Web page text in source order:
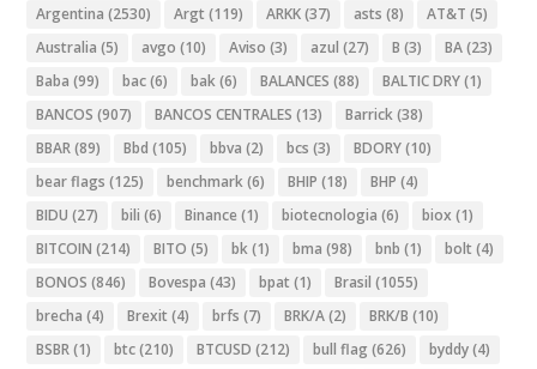
Argentina (2530) Argt (119) ARKK(37) asts (8) AT&T (5)
Australia (5) avgo (10) Aviso (3) azul (27) B (3) BA(23)
Baba (99) bac(6) bak(6) BALANCES (88) BALTIC DRY(1)
BANCOS (907) BANCOS CENTRALES (13) Barrick(38)
BBAR(89) Bbd (105) bbva (2) bcs (3) BDORY(10)
bear flags (125) benchmark(6) BHIP (18) BHP (4)
BIDU (27) bili (6) Binance (1) biotecnologia (6) biox (1)
BITCOIN (214) BITO (5) bk(1) bma (98) bnb (1) bolt (4)
BONOS (846) Bovespa (43) bpat (1) Brasil (1055)
brecha (4) Brexit (4) brfs (7) BRK/A(2) BRK/B (10)
BSBR(1) btc(210) BTCUSD (212) bull flag (626) byddy(4)